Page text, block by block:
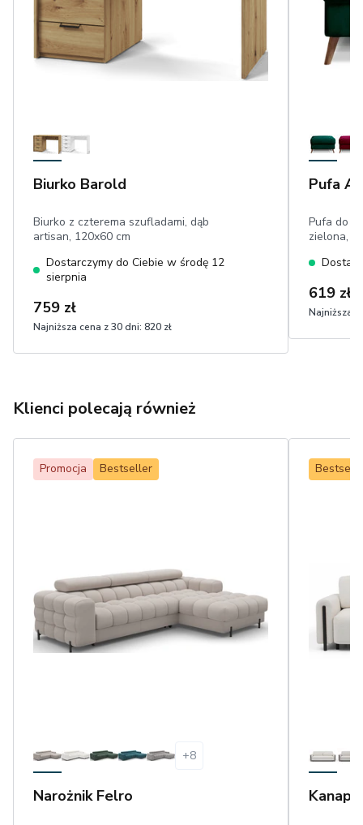
Biurko Barold
Biurko z czterema szufladami, dąb
artisan, 120x60 cm
Dostarczymy do Ciebie w środę 12
sierpnia
759 zł
Najniższa cena z 30 dni: 820 zł
Pufa
Pufa do
zielona,
619 zł
Najniższa
Klienci polecają również
Promocja Bestseller
+8
Narożnik Felro